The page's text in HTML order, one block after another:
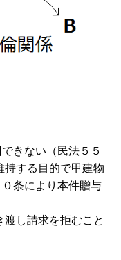
きない（民法５５
持する目的で甲建物
条により本件贈与
し請求を拒むこと